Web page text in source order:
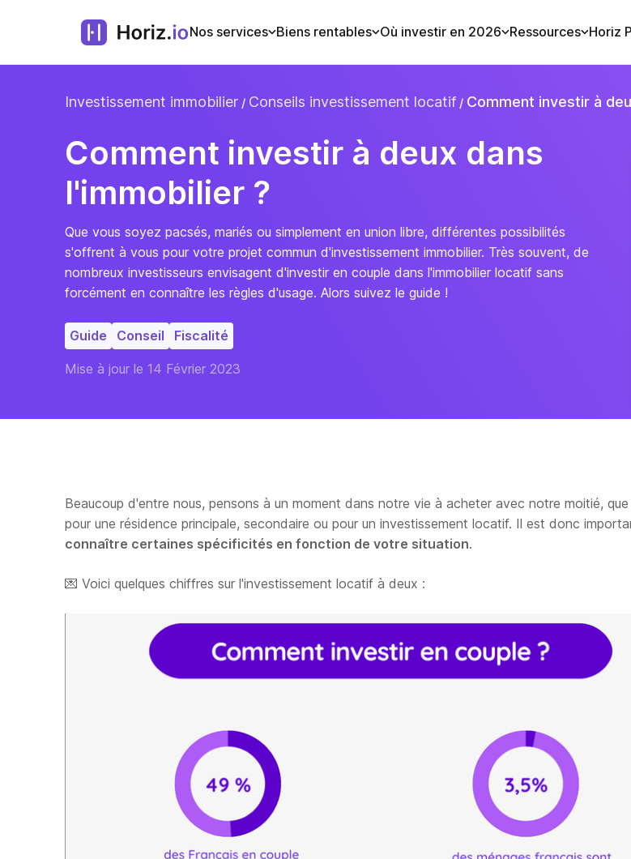
Nos services Biens rentables Où investir en 2026 Ressources Horiz
Investissement immobilier Conseils investissement locatif Comment investir à
Comment investir à deux dans
l'immobilier ?
Que vous soyez pacsés, mariés ou simplement en union libre, différentes possibilités
s'offrent à vous pour votre projet commun d'investissement immobilier. Très souvent, de
nombreux investisseurs envisagent d'investir en couple dans l'immobilier locatif sans
forcément en connaître les règles d'usage. Alors suivez le guide !
Guide Conseil Fiscalité
Mise à jour le 14 Février 2023
Beaucoup d'entre nous, pensons à un moment dans notre vie à acheter avec notre moitié,
pour une résidence principale, secondaire ou pour un investissement locatif. Il est donc
connaître certaines spécificités en fonction de votre situation.
💌 Voici quelques chiffres sur l'investissement locatif à deux :